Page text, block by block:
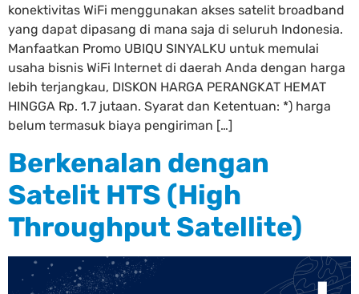
konektivitas WiFi menggunakan akses satelit broadband
yang dapat dipasang di mana saja di seluruh Indonesia.
Manfaatkan Promo UBIQU SINYALKU untuk memulai
usaha bisnis WiFi Internet di daerah Anda dengan harga
lebih terjangkau, DISKON HARGA PERANGKAT HEMAT
HINGGA Rp. 1.7 jutaan. Syarat dan Ketentuan: *) harga
belum termasuk biaya pengiriman […]
Berkenalan dengan
Satelit HTS (High
Throughput Satellite)